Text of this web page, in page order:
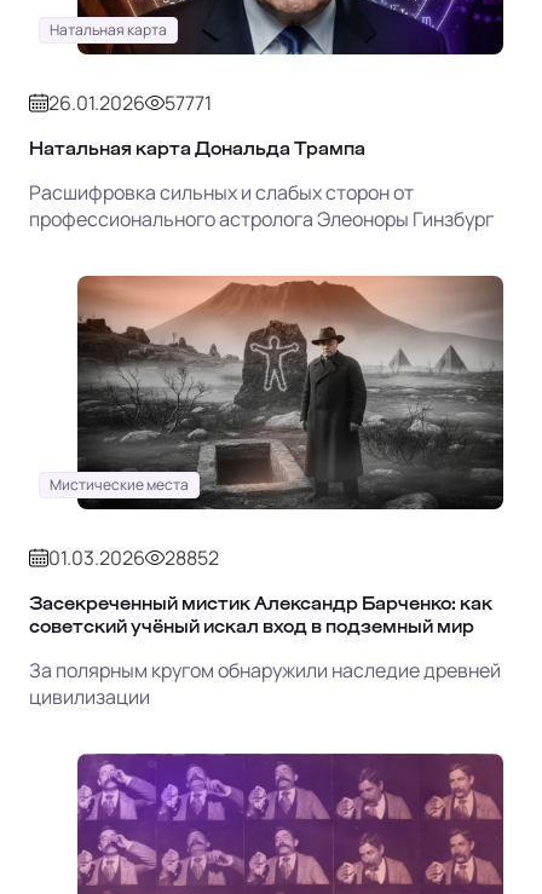
Натальная карта
26.01.2026 57771
Натальная карта Дональда Трампа
Расшифровка сильных и слабых сторон от
профессионального астролога Элеоноры Гинзбург
Мистические места
01.03.2026 28852
Засекреченный мистик Александр Барченко: как
советский учёный искал вход в подземный мир
За полярным кругом обнаружили наследие древней
цивилизации